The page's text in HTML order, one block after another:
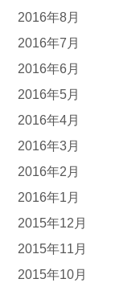
2016年8月
2016年7月
2016年6月
2016年5月
2016年4月
2016年3月
2016年2月
2016年1月
2015年12月
2015年11月
2015年10月